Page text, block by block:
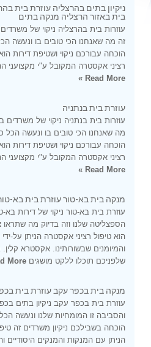
ניקיון בתים בהרצליה עוזרת בית
בית באזור הרצליה מנקה בתים
עוזרות בית בהרצליה ניקוי של
זה מה שאנחנו הכי טובים בו ונעשה
הוכחה עבורכם ניקוי ושטיפת דירות
רציני אקסטרה המקובל ע"י מקצועני
Read More »
עוזרת בית בנתניה
עוזרות בית בנתניה ניקוי של משרדים
מה שאנחנו הכי טובים בו ונעשה הכל
הוכחה עבורכם ניקוי ושטיפת דירות
רציני אקסטרה המקובל ע"י מקצועני
Read More »
מנקה בית בא-טור עוזרת בית בא-
עוזרת בית בא-טור ניקוי של דירות בא-
הספצליטה שלנו וזה בדיוק מה
הוא טיפול רציני אקסטרה הניתן על-
והמיומנים שבשורותינו. אקסטרא
שלפניכם תוכלו ללקט מושגים More »
מנקה בית בכפר עקב עוזרת בית
עוזרת בית בכפר עקב ניקיון בתים
והסביבה זו המומחיות שלנו ונעשה
הוכחה בשבילכם ניקיון משרדים זה
הניתן עם המנקות והמנקים היסודיים